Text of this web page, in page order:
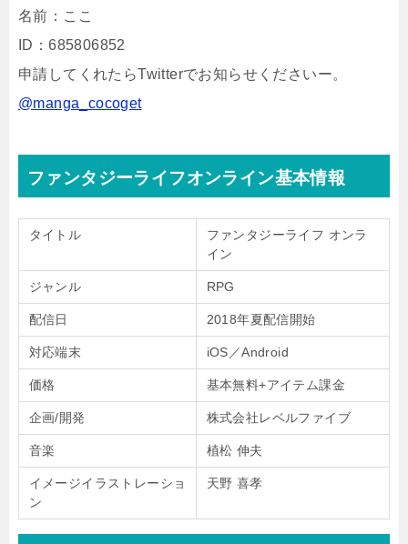
名前：ここ
ID：685806852
申請してくれたらTwitterでお知らせくださいー。
@manga_cocoget
ファンタジーライフオンライン基本情報
タイトル
ファンタジーライフ オンラ
イン
ジャンル RPG
配信日 2018年夏配信開始
対応端末 iOS／Android
価格 基本無料+アイテム課金
企画/開発 株式会社レベルファイブ
音楽 植松 伸夫
イメージイラストレーショ
ン
天野 喜孝